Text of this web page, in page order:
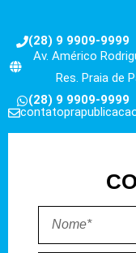
(28) 9 9909-9999
Av. Américo
Res. Praia de
(28) 9 9909-9999